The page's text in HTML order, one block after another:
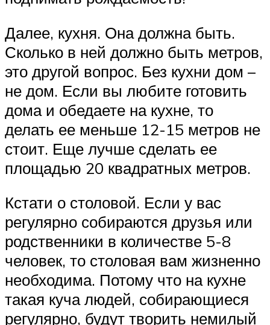
Далее, кухня. Она должна быть.
Сколько в ней должно быть метров,
это другой вопрос. Без кухни дом –
не дом. Если вы любите готовить
дома и обедаете на кухне, то
делать ее меньше 12-15 метров не
стоит. Еще лучше сделать ее
площадью 20 квадратных метров.
Кстати о столовой. Если у вас
регулярно собираются друзья или
родственники в количестве 5-8
человек, то столовая вам жизненно
необходима. Потому что на кухне
такая куча людей, собирающиеся
регулярно, будут творить немилый